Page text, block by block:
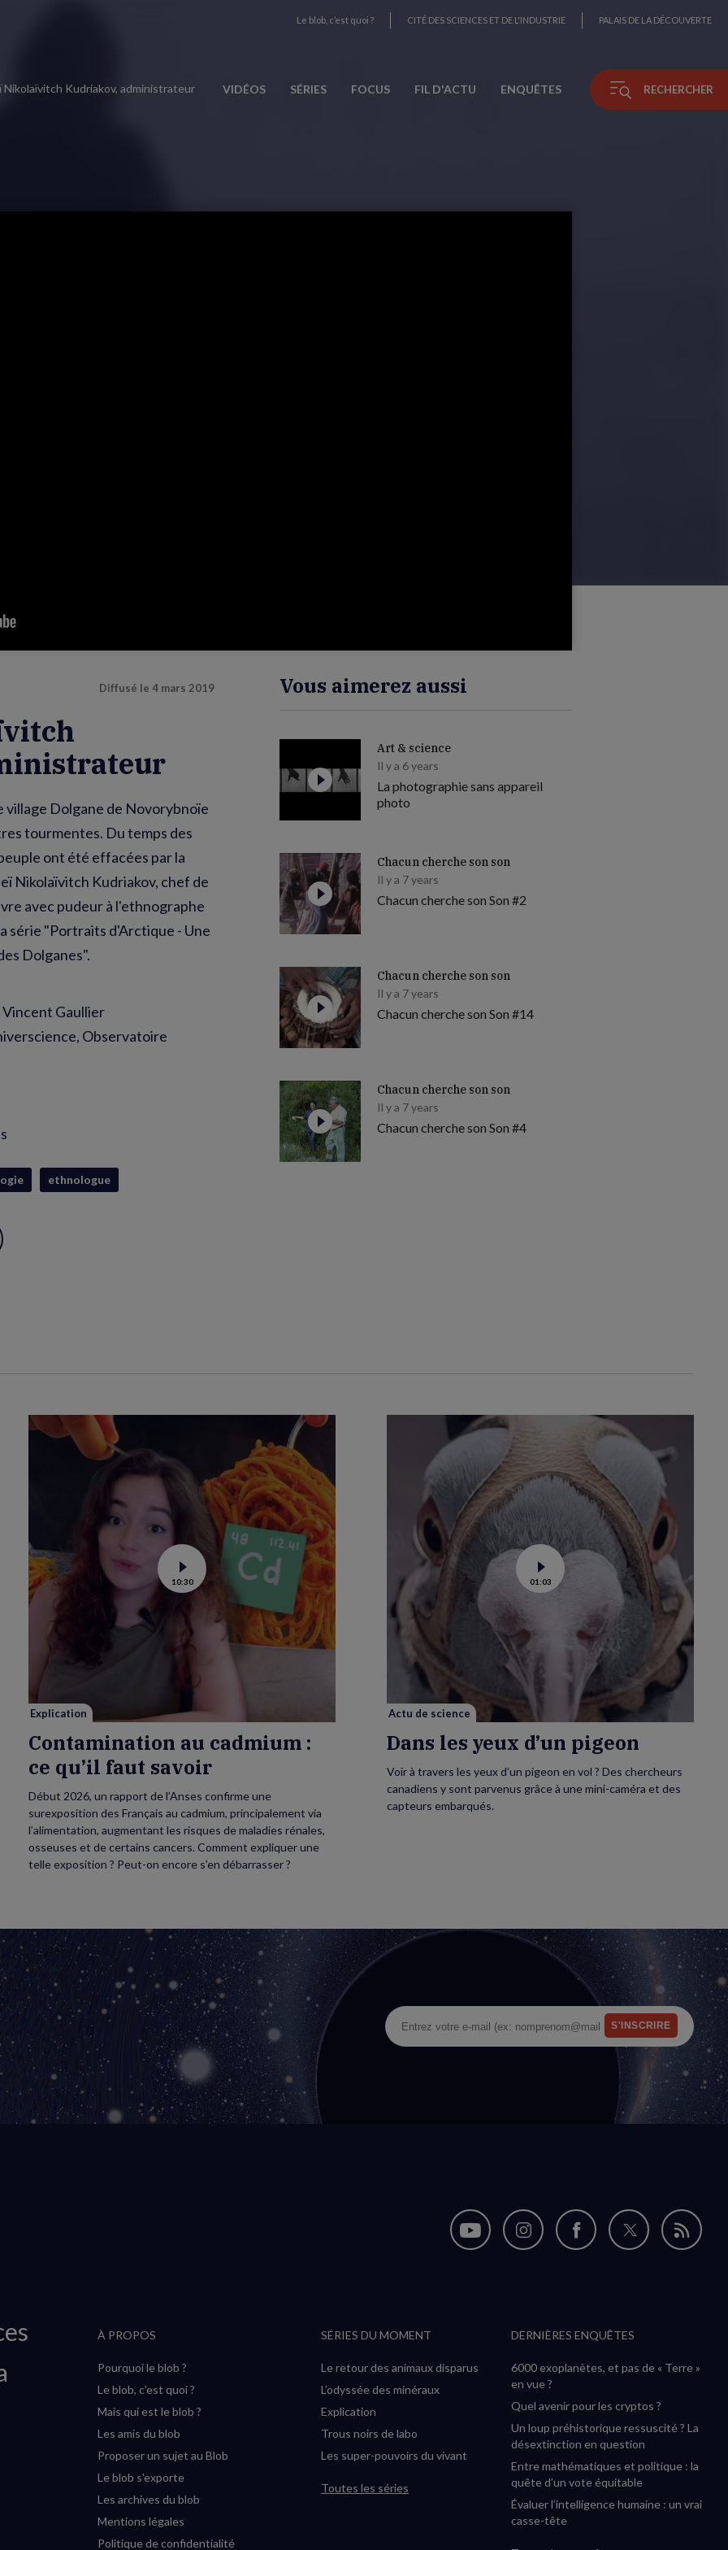
Le blob, c’est quoi ? CITÉ DES SCIENCES ET DE L'INDUSTRIE PALAIS DE LA DÉCOUVERTE
VIDÉOS SÉRIES FOCUS FIL D'ACTU ENQUÊTES RECHERCHER
Nikolaïvitch Kudriakov, administrateur
Diffusé le 4 mars 2019
village Dolgane de Novorybnoïe
tourmentes. Du temps des
ont été effacées par la
Nikolaïvitch Kudriakov, chef de
avec pudeur à l'ethnographe
série "Portraits d'Arctique - Une
Dolganes".
Vincent Gaullier
Observatoire
ethnologue
Vous aimerez aussi
Art & science
Il y a 6 years
La photographie sans appareil
photo
Chacun cherche son son
Il y a 7 years
Chacun cherche son Son #2
Chacun cherche son son
Il y a 7 years
Chacun cherche son Son #14
Chacun cherche son son
Il y a 7 years
Chacun cherche son Son #4
Voir
la
vidéo
au
cadmium :
ce
10:30
Explication
Contamination au cadmium :
ce qu’il faut savoir
Début 2026, un rapport de l’Anses confirme une
surexposition des Français au cadmium, principalement via
l’alimentation, augmentant les risques de maladies rénales,
osseuses et de certains cancers. Comment expliquer une
telle exposition ? Peut-on encore s’en débarrasser ?
Voir
la
vidéo
01:03
Actu de science
Dans les yeux d’un pigeon
Voir à travers les yeux d’un pigeon en vol ? Des chercheurs
canadiens y sont parvenus grâce à une mini-caméra et des
capteurs embarqués.
Nous
(nouvelle
fenêtre)
Nous
(nouvelle
fenêtre)
Nous
(nouvelle
fenêtre)
Nous
(nouvelle
fenêtre)
Flux
À PROPOS
Pourquoi le blob ?
Le blob, c'est quoi ?
Mais qui est le blob ?
Les amis du blob
Proposer un sujet au Blob
Le blob s'exporte
Les archives du blob
Mentions légales
Politique de confidentialité
SÉRIES DU MOMENT
Le retour des animaux disparus
L’odyssée des minéraux
Explication
Trous noirs de labo
Les super-pouvoirs du vivant
Toutes les séries
DERNIÈRES ENQUÊTES
6000 exoplanètes, et pas de « Terre »
en vue ?
Quel avenir pour les cryptos ?
Un loup préhistorique ressuscité ? La
désextinction en question
Entre mathématiques et politique : la
quête d’un vote équitable
Évaluer l’intelligence humaine : un vrai
casse-tête